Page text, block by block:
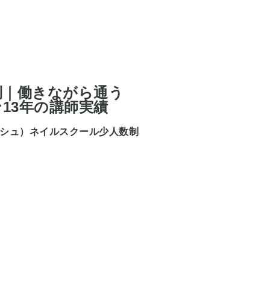
｜働きながら通う
年の講師実績
ュ）ネイルスクール少人数制